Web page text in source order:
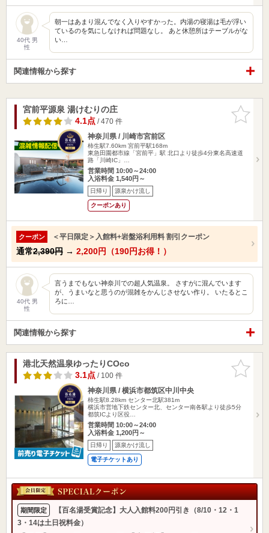
40代 男
性
朝一はあまり混んでなく入りやすかった。内湯の寝湯は毛が浮い
ているのを気にしなければ問題なし。 あと休憩所はテーブルがな
い…
関連情報から探す
お気に入
りに追加
宮前平源泉 湯けむりの庄
4.1点/ 470 件
神奈川県 / 川崎市宮前区
柿生駅7.60km 宮前平駅168m
東急田園都市線「宮前平」駅 北口より徒歩4分東名高速道
路「川崎IC」…
営業時間 10:00～24:00
入浴料金 1,540円～
日帰り 源泉かけ流し
クーポンあり
クーポン ＜平日限定＞入館料+岩盤浴利用料 割引クーポン
通常2,390円 → 2,200円（190円お得！）
40代 男
性
言うまでもない神奈川での超人気温泉。 さすがに混んでいます
が、うまいなと思うのが混雑をかんじさせない作り。 いたるとこ
ろに…
関連情報から探す
お気に入
りに追加
港北天然温泉ゆったりCOco
3.1点/ 100 件
神奈川県 / 横浜市都筑区中川中央
柿生駅8.28km センター北駅381m
横浜市営地下鉄センター北、センター南各駅より徒歩5分
都筑ICより区役…
営業時間 10:00～24:00
入浴料金 1,200円～
日帰り 源泉かけ流し
電子チケットあり
期間限定
【百名湯受賞記念】大人入館料200円引き（8/10・12・1
3・14は土日祝料金）